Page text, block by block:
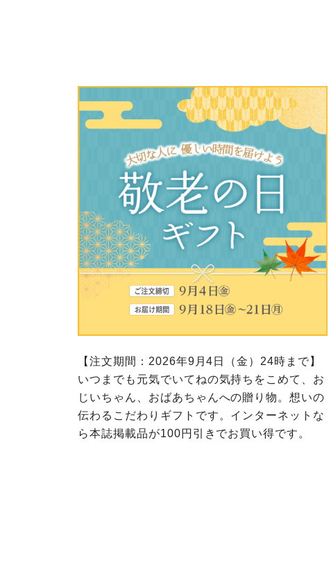
【注文期間：2026年9月4日（金）24時まで】
いつまでも元気でいてねの気持ちをこめて、お
じいちゃん、おばあちゃんへの贈り物。想いの
伝わるこだわりギフトです。インターネットな
ら本誌掲載品が100円引きでお買い得です。
ご利用約
このサイトは7つの生協から業務委
める利用約款をご確認のうえ、ご利
よどがわ市民生協
このサイトは7つの生協から業務委
ては、コープ事業連合、ならびに各
ます。
コープ事業連合、ならびに各生協の
コープしが
よどがわ市民生協
特
このサイトは7つの生協から業務委
生協となります。
各生協の「特定商取引法に基づく表
コープしが
よどがわ市民生協